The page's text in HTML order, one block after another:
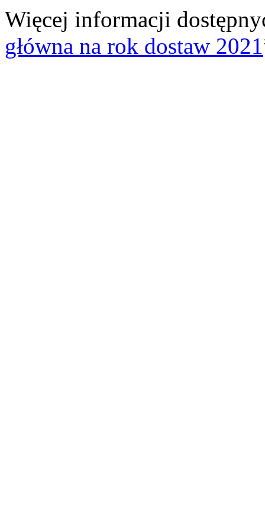
Więcej informacji
główna na rok dostaw 2021